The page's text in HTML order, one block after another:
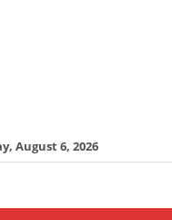
August 6, 2026